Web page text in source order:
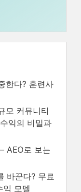
한다? 훈련사
모 커뮤니티
익의 비밀과
AEO로 보는
바꾼다? 무료
익 모델